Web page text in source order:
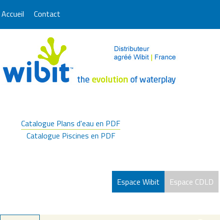
Accueil Contact
Catalogue Plans d'eau en PDF
Catalogue Piscines en PDF
Espace Wibit Espace CDLD